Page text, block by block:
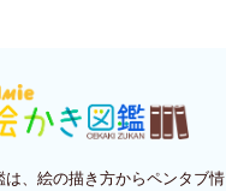
は、絵の描き方からペンタブ情